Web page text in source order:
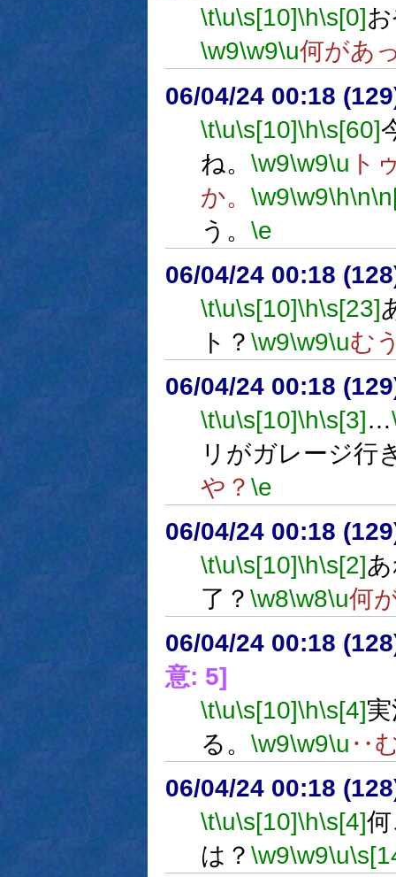
\t\u\s[10]\h\s[0]
\w9\w9\u何があ
06/04/24 00:18
\t\u\s[10]\h\s[60]
ね。 \w9\w9\u ト
か。 \w9\w9\h\n
う。 \e
06/04/24 00:18
\t\u\s[10]\h\s[23]
ト？ \w9\w9\uむ
06/04/24 00:18
\t\u\s[10]\h\s[3]…
リがガレージ行
や？ \e
06/04/24 00:18
\t\u\s[10]\h\s[2]
了？ \w8\w8\u何
06/04/24 00:18
意: 5]
\t\u\s[10]\h\s[4]
る。 \w9\w9\u ‥
06/04/24 00:18
\t\u\s[10]\h\s[4]
は？ \w9\w9\u